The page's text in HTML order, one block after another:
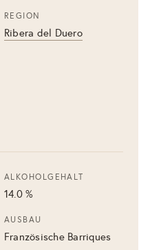
REGION
Ribera del Duero
ALKOHOLGEHALT
14.0 %
AUSBAU
Französische Barriques